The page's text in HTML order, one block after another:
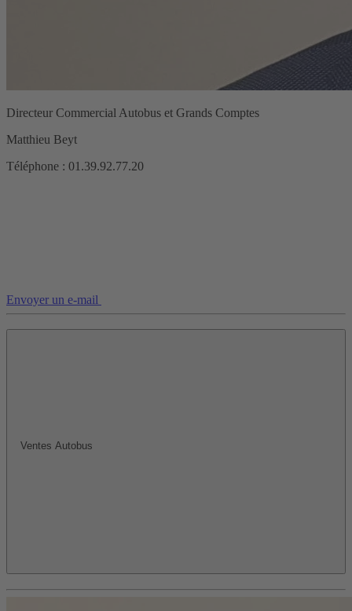
Directeur Commercial Autobus et Grands Comptes
Matthieu Beyt
Téléphone : 01.39.92.77.20
Envoyer un e-mail
Ventes Autobus